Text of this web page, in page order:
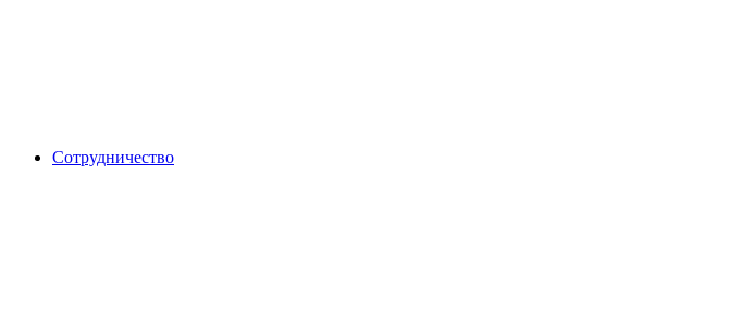
Сотрудничество